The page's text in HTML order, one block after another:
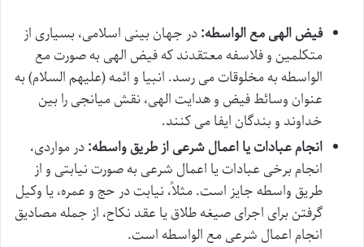
فیض الهی مع الواسطه:در جهان بینی اسلامی، بسیاری از
متکلمین و فلاسفه معتقدند که فیض الهی به صورت مع
الواسطه به مخلوقات می رسد. انبیا و ائمه (علیهم السلام) به
عنوان وسائط فیض و هدایت الهی، نقش میانجی را بین
خداوند و بندگان ایفا می کنند.
انجام عبادات یا اعمال شرعی از طریق واسطه:در مواردی،
انجام برخی عبادات یا اعمال شرعی به صورت نیابتی و از
طریق واسطه جایز است. مثلاً، نیابت در حج و عمره، یا وکیل
گرفتن برای اجرای صیغه طلاق یا عقد نکاح، از جمله مصادیق
انجام اعمال شرعی مع الواسطه است.